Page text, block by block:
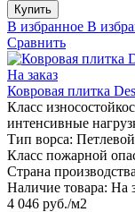
Купить
В избранное В
Сравнить
На заказ
Ковровая плитка
Класс
интенсивные
Тип ворса: Петлевой
Класс пожарной
Страна
Наличие товара: На
4 046 руб./м2